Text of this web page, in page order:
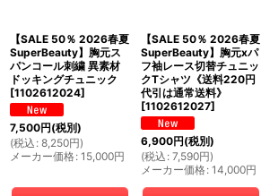
【SALE 50％ 2026春夏
SuperBeauty】胸元ス
パンコール刺繍 異素材
ドッキングチュニック
[1102612024]
7,500円(税別)
(税込 : 8,250円)
メーカー価格: 15,000円
【SALE 50％ 2026春夏
SuperBeauty】胸元xパ
フ袖レース切替チュニッ
クTシャツ《送料220円
代引は通常送料》
[1102612027]
6,900円(税別)
(税込 : 7,590円)
メーカー価格: 14,000円